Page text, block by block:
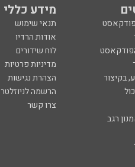
מידע כללי
תנאי שימוש
אודות הרדיו
לוח שידורים
מדיניות פרטיות
בקיצור
הצהרת נגישות
הרשמה לניוזלטר
צרו קשר
רגב